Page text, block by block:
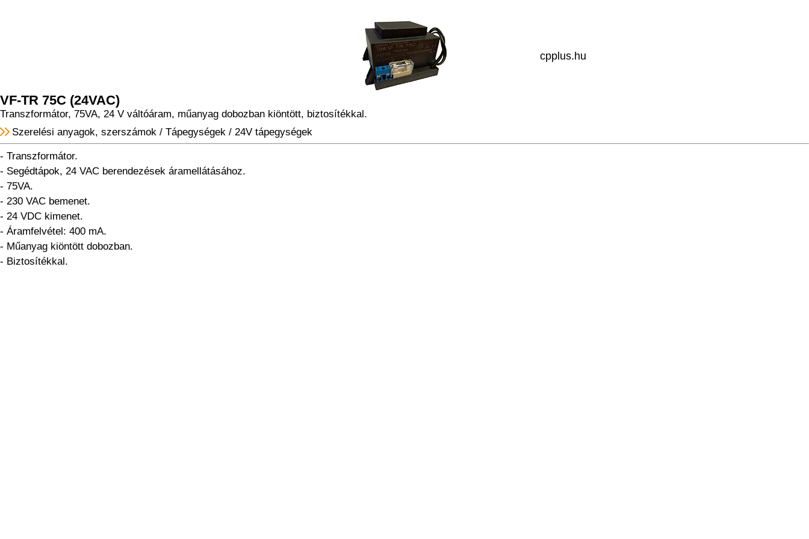
cpplus.hu
VF-TR 75C (24VAC)
Transzformátor, 75VA, 24 V váltóáram, műanyag dobozban kiöntött, biztosítékkal.
Szerelési anyagok, szerszámok / Tápegységek / 24V tápegységek
- Transzformátor.
- Segédtápok, 24 VAC berendezések áramellátásához.
- 75VA.
- 230 VAC bemenet.
- 24 VDC kimenet.
- Áramfelvétel: 400 mA.
- Műanyag kiöntött dobozban.
- Biztosítékkal.